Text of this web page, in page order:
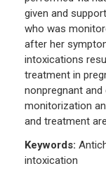
given and
who was
after her
intoxications
treatment in
nonpregnant
monitorization
and treatment
Keywords:
intoxication